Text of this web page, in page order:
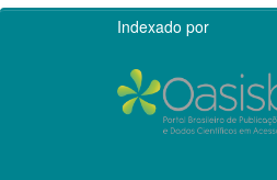
Indexado por